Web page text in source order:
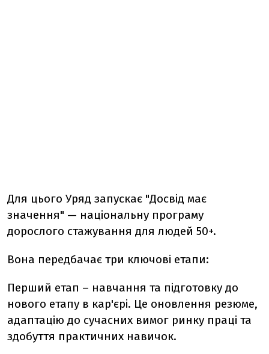
Для цього Уряд запускає "Досвід має
значення" — національну програму
дорослого стажування для людей 50+.
Вона передбачає три ключові етапи:
Перший етап – навчання та підготовку до
нового етапу в кар'єрі. Це оновлення резюме,
адаптацію до сучасних вимог ринку праці та
здобуття практичних навичок.